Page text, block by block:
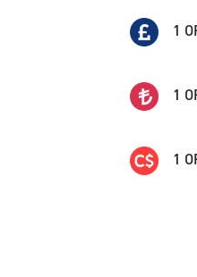
1
1
1